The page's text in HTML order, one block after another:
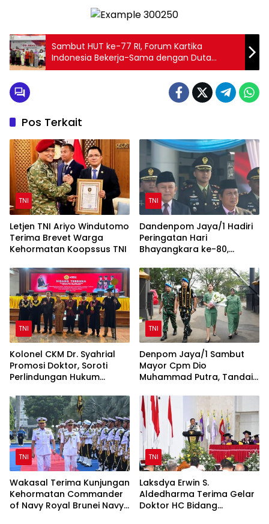
Sambut HUT ke-77 RI, Forum Kartika
Indonesia Bekerja-Sama dengan Duta
Pendidikan Indonesia Gelar Aksi Donor Darah
Pos Terkait
TNI
Letjen TNI Ariyo Windutomo
Terima Brevet Warga
Kehormatan Koopssus TNI
TNI
Dandenpom Jaya/1 Hadiri
Peringatan Hari
Bhayangkara ke-80,
TNI
Kolonel CKM Dr. Syahrial
Promosi Doktor, Soroti
Perlindungan Hukum
Disabilitas
TNI
Denpom Jaya/1 Sambut
Mayor Cpm Dio
Muhammad Putra, Tandai
TNI
Wakasal Terima Kunjungan
Kehormatan Commander
of Navy Royal Brunei Navy
TNI
Laksdya Erwin S.
Aldedharma Terima Gelar
Doktor HC Bidang